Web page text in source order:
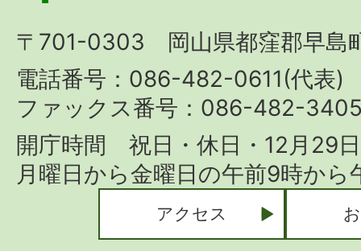
Hayashima
Town
〒701-0303 岡山県都窪郡早島
電話番号：086-482-0611(代表)
ファックス番号：086-482-
開庁時間 祝日・休日・12月29
月曜日から金曜日の午前9時か
アクセス